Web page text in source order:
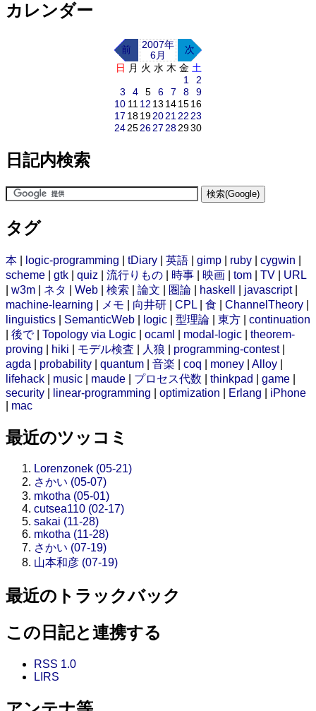
カレンダー
前
2007年
6月
次
日 月 火 水 木 金 土
1
2
3
4 5 6 7 8
9
10 11 12 13 141516
17 18192021 22 23
24252627 282930
日記内検索
タグ
本 logic-programming tDiary 英語 gimp ruby cygwin
scheme
gtk quiz 流行りもの 時事 映画 tom TV
URL
w3m ネタ Web 検索 論文 圏論 haskell javascript|
machine-learning
メモ 向井研 CPL 食 ChannelTheory
linguistics
SemanticWeb logic 型理論 東方
continuation
後で| Topology via Logic ocaml modal-logic
theorem-
proving
hiki モデル検査 人狼 programming-contest|
agda
probability quantum 音楽 coq money Alloy
lifehack
music maude プロセス代数 thinkpad game
security
linear-programming optimization Erlang
iPhone
mac
最近のツッコミ
Lorenzonek (05-21)
さかい (05-07)
mkotha (05-01)
cutsea110 (02-17)
sakai (11-28)
mkotha (11-28)
さかい (07-19)
山本和彦 (07-19)
最近のトラックバック
この日記と連携する
RSS 1.0
LIRS